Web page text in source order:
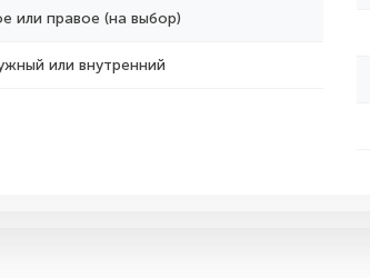
или правое (на выбор)
или внутренний